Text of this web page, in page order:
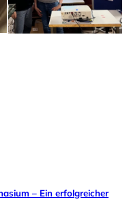
– Ein erfolgreicher